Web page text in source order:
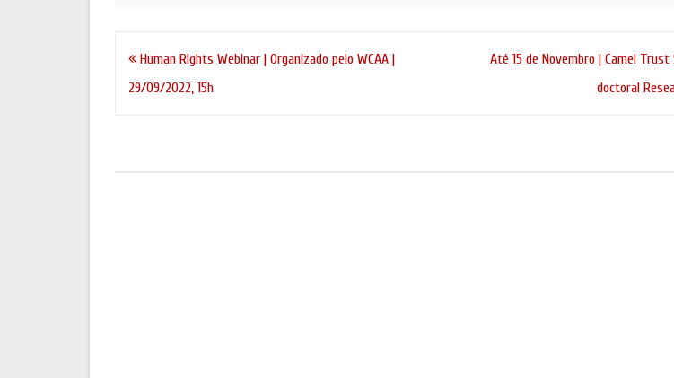
Navegação
de
Human Rights Webinar | Organizado pelo WCAA |
29/09/2022, 15h
Até 15 de Novembro | Camel
doctoral